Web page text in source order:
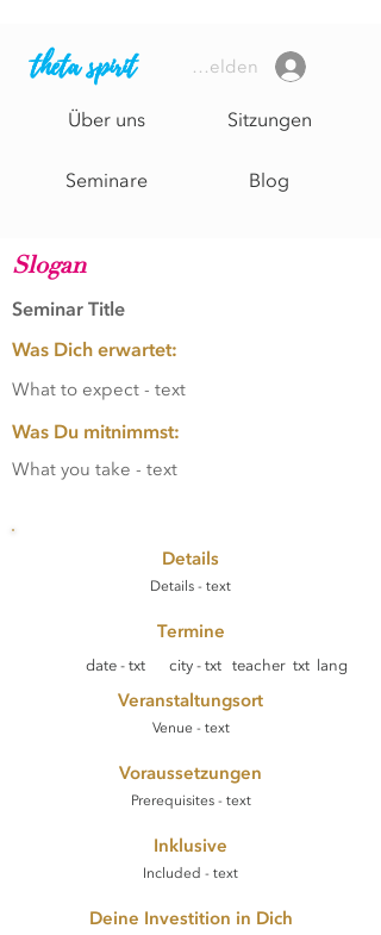
theta spirit
Über uns
Seminare
Sitzungen
Blog
Anmelden
Page Title
Slogan
Seminar Title
Was Dich erwartet:
What to expect - text
Was Du mitnimmst:
What you take - text
Details
Details - text
Termine
date - txt city - txt teacher txt lang
Veranstaltungsort
Venue - text
Voraussetzungen
Prerequisites - text
Inklusive
Included - text
Deine Investition in Dich